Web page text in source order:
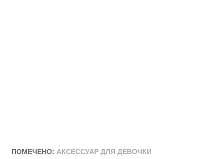
ПОМЕЧЕНО: АКСЕССУАР ДЛЯ ДЕВОЧКИ